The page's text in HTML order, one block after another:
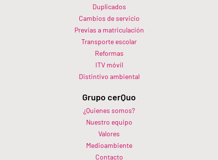
Duplicados
Cambios de servicio
Previas a matriculación
Transporte escolar
Reformas
ITV móvil
Distintivo ambiental
Grupo cerQuo
¿Quienes somos?
Nuestro equipo
Valores
Medioambiente
Contacto